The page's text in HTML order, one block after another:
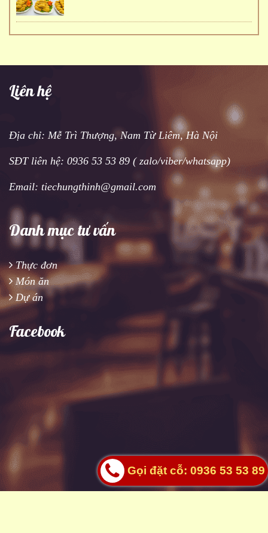
Liên hệ
Địa chỉ: Mễ Trì Thượng, Nam Từ Liêm, Hà Nội
SĐT liên hệ: 0936 53 53 89 ( zalo/viber/whatsapp)
Email: tiechungthinh@gmail.com
Danh mục tư vấn
Thực đơn
Món ăn
Dự án
Facebook
Gọi đặt cỗ: 0936 53 53 89